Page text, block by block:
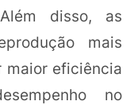
disso, as
mais
maior eficiência
no